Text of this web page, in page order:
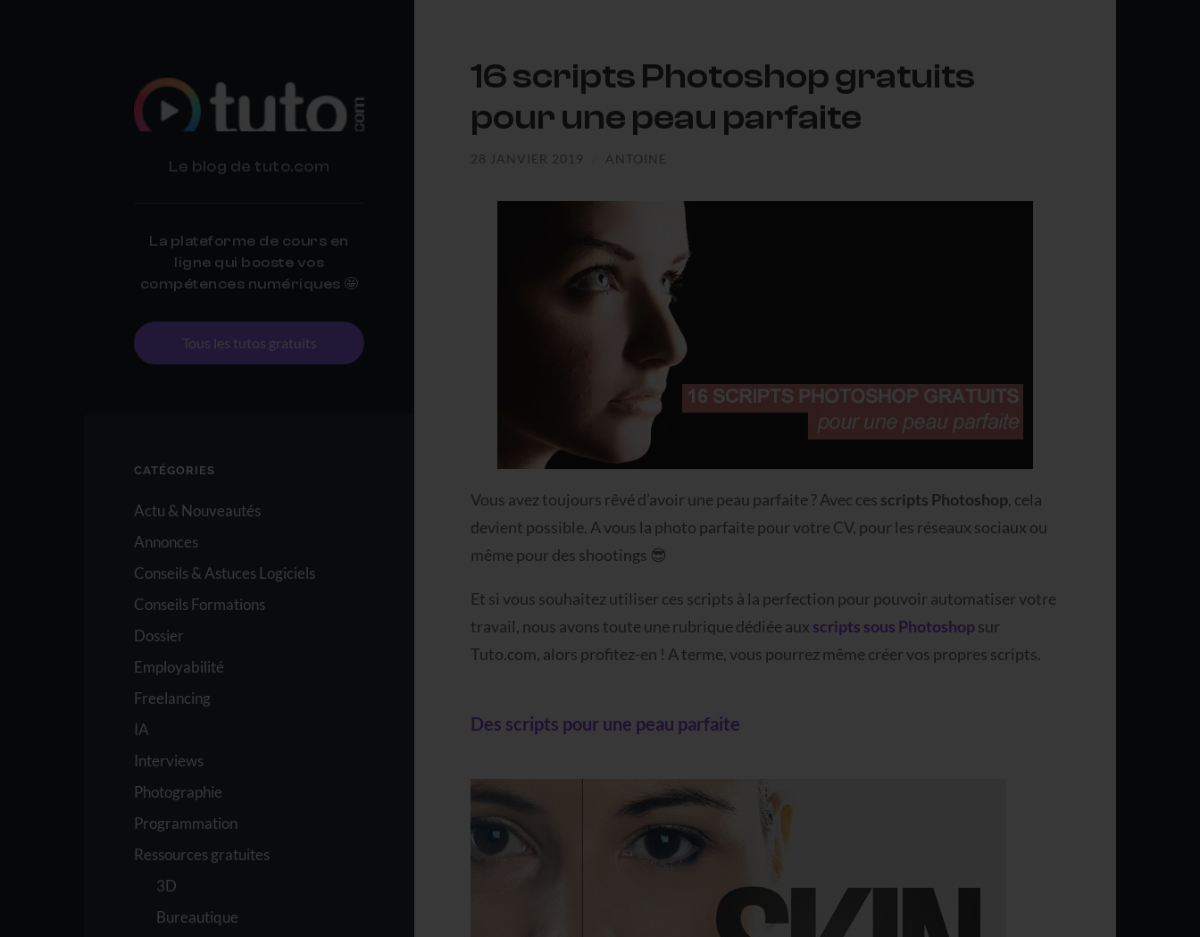
TUTO.COM
Le blog de tuto.com
La plateforme de cours en
ligne qui booste vos
compétences numériques 🤩
Tous les tutos gratuits
CATÉGORIES
Actu & Nouveautés
Annonces
Conseils & Astuces Logiciels
Conseils Formations
Dossier
Employabilité
Freelancing
IA
Interviews
Photographie
Programmation
Ressources gratuites
3D
Bureautique
16 scripts Photoshop gratuits
pour une peau parfaite
28 JANVIER 2019 ANTOINE
Vous avez toujours rêvé d’avoir une peau parfaite ? Avec ces scripts Photoshop, cela
devient possible. A vous la photo parfaite pour votre CV, pour les réseaux sociaux ou
même pour des shootings 😎
Et si vous souhaitez utiliser ces scripts à la perfection pour pouvoir automatiser votre
travail, nous avons toute une rubrique dédiée aux scripts sous Photoshopsur
Tuto.com, alors profitez-en ! A terme, vous pourrez même créer vos propres scripts.
Des scripts pour une peau parfaite